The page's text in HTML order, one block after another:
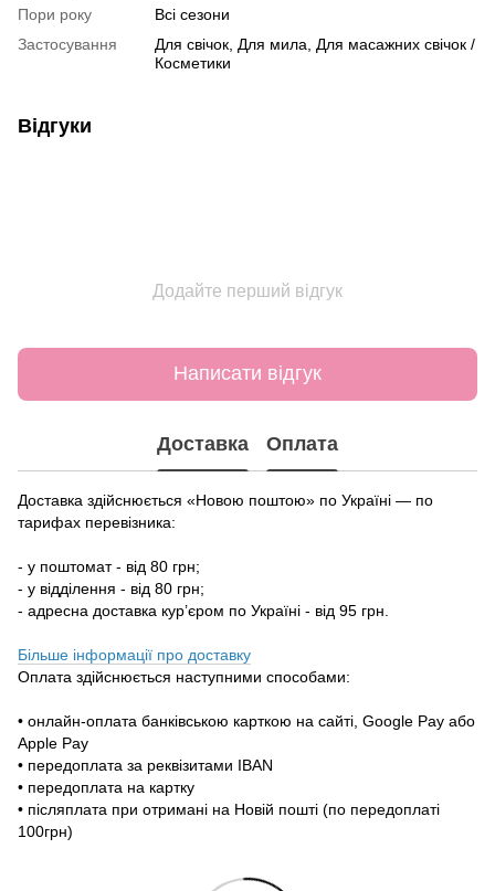
Пори року
Всі сезони
Застосування
Для свічок, Для мила, Для масажних свічок /
Косметики
Відгуки
Додайте перший відгук
Написати відгук
Доставка Оплата
Доставка здійснюється «Новою поштою» по Україні — по
тарифах перевізника:
- у поштомат - від 80 грн;
- у відділення - від 80 грн;
- адресна доставка кур’єром по Україні - від 95 грн.
Більше інформації про доставку
Оплата здійснюється наступними способами:
• онлайн-оплата банківською карткою на сайті, Google Pay або
Apple Pay
• передоплата за реквізитами IBAN
• передоплата на картку
• післяплата при отримані на Новій пошті (по передоплаті
100грн)